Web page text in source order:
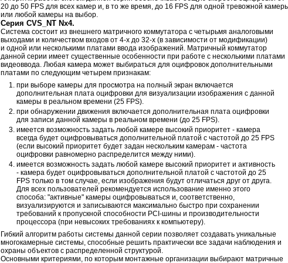
20 до 50 FPS для всех камер и, в то же время, до 16 FPS для одной тревожной
или любой камеры на выбор.
Серия CVS_NT Nx4.
Система состоит из внешнего матричного коммутатора с четырьмя аналоговыми
выходами и количеством входов от 4-х до 32-х (в зависимости от модификации)
и одной или несколькими платами ввода изображений. Матричный коммутатор
данной серии имеет существенные особенности при работе с несколькими платами
видеоввода. Любая камера может выбираться для оцифровок дополнительными
платами по следующим четырем признакам:
при выборе камеры для просмотра на полный экран включается
дополнительная плата оцифровки для визуализации изображения с данной
камеры в реальном времени (25 FPS).
при обнаружении движения включается дополнительная плата оцифровки
для записи данной камеры в реальном времени (до 25 FPS).
имеется возможность задать любой камере высокий приоритет - камера
всегда будет оцифровываться дополнительной платой с частотой до 25 FPS
(если высокий приоритет будет задан нескольким камерам - частота
оцифровки равномерно распределится между ними).
имеется возможность задать любой камере высокий приоритет и активность
- камера будет оцифровываться дополнительной платой с частотой до 25
FPS только в том случае, если изображения будут отличаться друг от друга.
Для всех пользователей рекомендуется использование именно этого
способа: "активные" камеры оцифровываться и, соответственно,
визуализируются и записываются максимально быстро при сохранении
требований к пропускной способности PCI-шины и производительности
процессора (при невысоких требованиях к компьютеру).
Гибкий алгоритм работы системы данной серии позволяет создавать уникальные
многокамерные системы, способные решить практически все задачи наблюдения и
охраны объектов с распределенной структурой.
Основными критериями, по которым монтажные организации выбирают матричные